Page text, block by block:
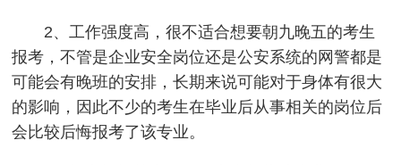
2、工作强度高，很不适合想要朝九晚五的考生
报考，不管是企业安全岗位还是公安系统的网警都是
可能会有晚班的安排，长期来说可能对于身体有很大
的影响，因此不少的考生在毕业后从事相关的岗位后
会比较后悔报考了该专业。